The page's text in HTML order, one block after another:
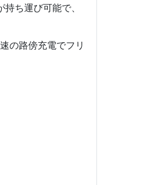
ち運び可能で、
の路傍充電でフリ